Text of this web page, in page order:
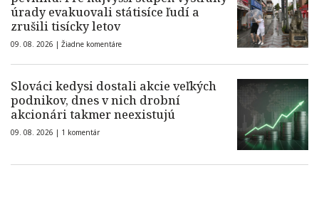
úrady evakuovali státisíce ľudí a
zrušili tisícky letov
09. 08. 2026 | Žiadne komentáre
Slováci kedysi dostali akcie veľkých
podnikov, dnes v nich drobní
akcionári takmer neexistujú
09. 08. 2026 | 1 komentár